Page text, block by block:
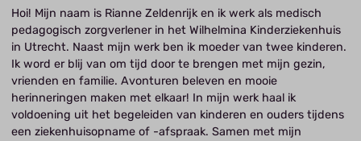
Hoi! Mijn naam is Rianne Zeldenrijk en ik werk als medisch
pedagogisch zorgverlener in het Wilhelmina Kinderziekenhuis
in Utrecht. Naast mijn werk ben ik moeder van twee kinderen.
Ik word er blij van om tijd door te brengen met mijn gezin,
vrienden en familie. Avonturen beleven en mooie
herinneringen maken met elkaar! In mijn werk haal ik
voldoening uit het begeleiden van kinderen en ouders tijdens
een ziekenhuisopname of -afspraak. Samen met mijn